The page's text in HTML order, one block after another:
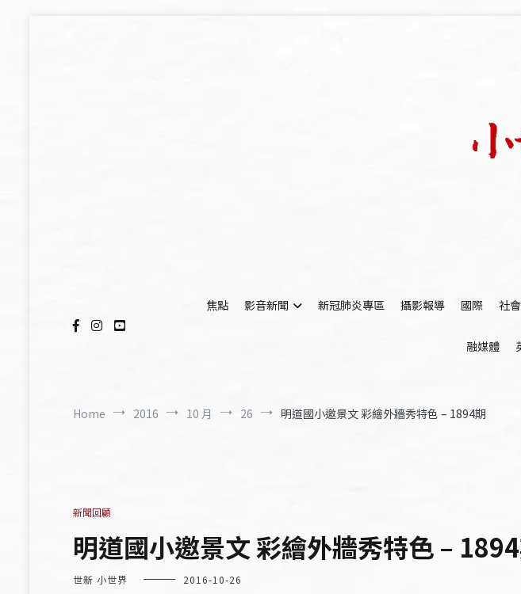
焦點
影音新聞 新冠肺炎專區 攝影報導 國際 社
融媒體
Home 2016 10 月 26 明道國小邀景文 彩繪外牆秀特色 – 1894期
新聞回顧
明道國小邀景文 彩繪外牆秀特色 –
世新 小世界 2016-10-26